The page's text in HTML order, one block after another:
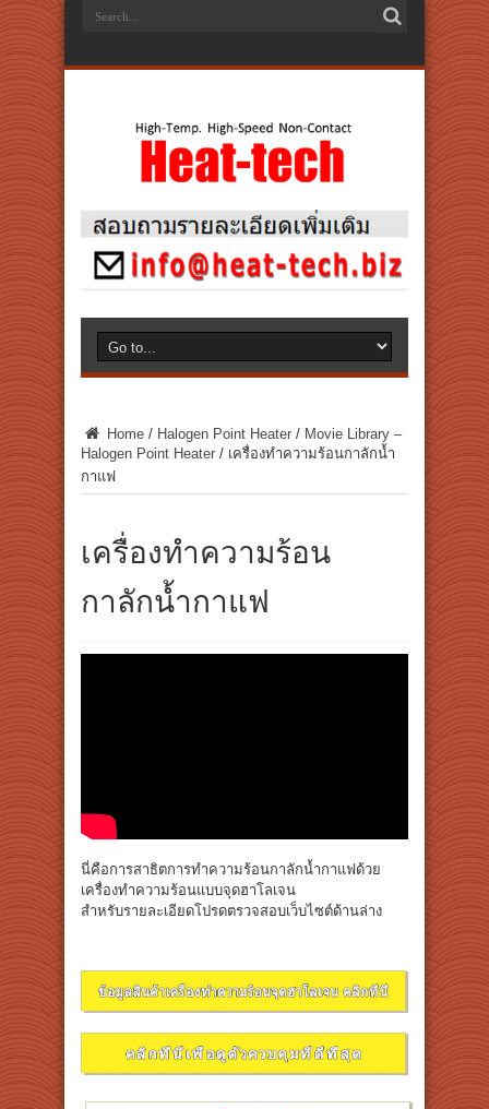
Home / Halogen Point Heater / Movie Library –
Halogen Point Heater / เครื่องทำความร้อนกาลักน้ำ
กาแฟ
เครื่องทำความร้อน
กาลักน้ำกาแฟ
นี่คือการสาธิตการทำความร้อนกาลักน้ำกาแฟด้วย
เครื่องทำความร้อนแบบจุดฮาโลเจน
สำหรับรายละเอียดโปรดตรวจสอบเว็บไซต์ด้านล่าง